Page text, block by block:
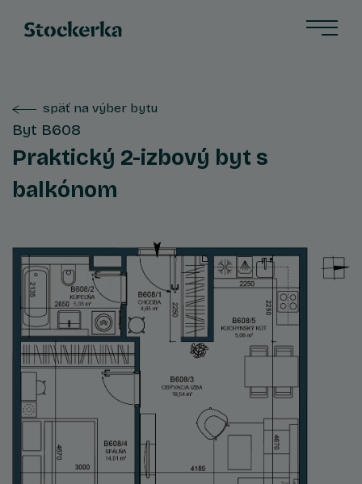
späť na výber bytu
Byt B608
Praktický 2-izbový byt s
balkónom